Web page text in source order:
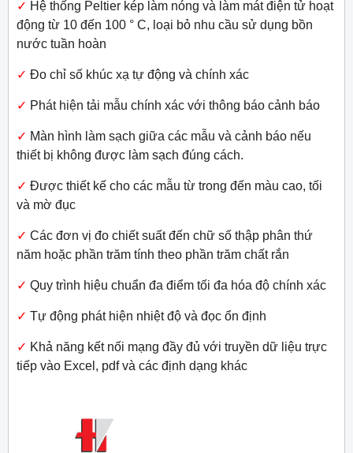
✓ Hệ thống Peltier kép làm nóng và làm mát điện tử hoạt
động từ 10 đến 100 ° C, loại bỏ nhu cầu sử dụng bồn
nước tuần hoàn
✓ Đo chỉ số khúc xạ tự động và chính xác
✓ Phát hiện tải mẫu chính xác với thông báo cảnh báo
✓ Màn hình làm sạch giữa các mẫu và cảnh báo nếu
thiết bị không được làm sạch đúng cách.
✓ Được thiết kế cho các mẫu từ trong đến màu cao, tối
và mờ đục
✓ Các đơn vị đo chiết suất đến chữ số thập phân thứ
năm hoặc phần trăm tính theo phần trăm chất rắn
✓ Quy trình hiệu chuẩn đa điểm tối đa hóa độ chính xác
✓ Tự động phát hiện nhiệt độ và đọc ổn định
✓ Khả năng kết nối mạng đầy đủ với truyền dữ liệu trực
tiếp vào Excel, pdf và các định dạng khác